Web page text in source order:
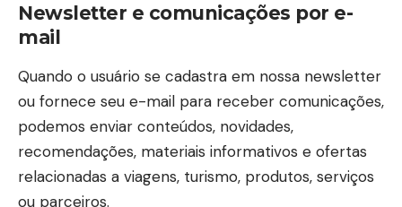
Newsletter e comunicações por e-
mail
Quando o usuário se cadastra em nossa newsletter
ou fornece seu e-mail para receber comunicações,
podemos enviar conteúdos, novidades,
recomendações, materiais informativos e ofertas
relacionadas a viagens, turismo, produtos, serviços
ou parceiros.